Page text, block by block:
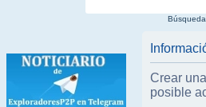
Crear
posible